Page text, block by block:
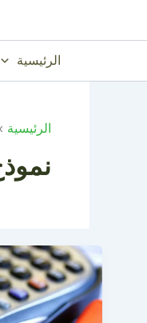
الرئيسية
الرئيسية